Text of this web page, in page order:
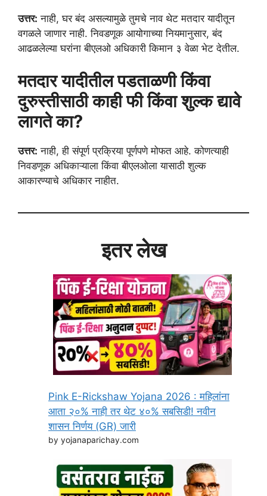
उत्तर: नाही, घर बंद असल्यामुळे तुमचे नाव थेट मतदार यादीतून
वगळले जाणार नाही. निवडणूक आयोगाच्या नियमानुसार, बंद
आढळलेल्या घरांना बीएलओ अधिकारी किमान ३ वेळा भेट देतील.
मतदार यादीतील पडताळणी किंवा
दुरुस्तीसाठी काही फी किंवा शुल्क द्यावे
लागते का?
उत्तर: नाही, ही संपूर्ण प्रक्रिया पूर्णपणे मोफत आहे. कोणत्याही
निवडणूक अधिकाऱ्याला किंवा बीएलओला यासाठी शुल्क
आकारण्याचे अधिकार नाहीत.
इतर लेख
Pink E-Rickshaw Yojana 2026 : महिलांना
आता २०% नाही तर थेट ४०% सबसिडी! नवीन
शासन निर्णय (GR) जारी
by yojanaparichay.com